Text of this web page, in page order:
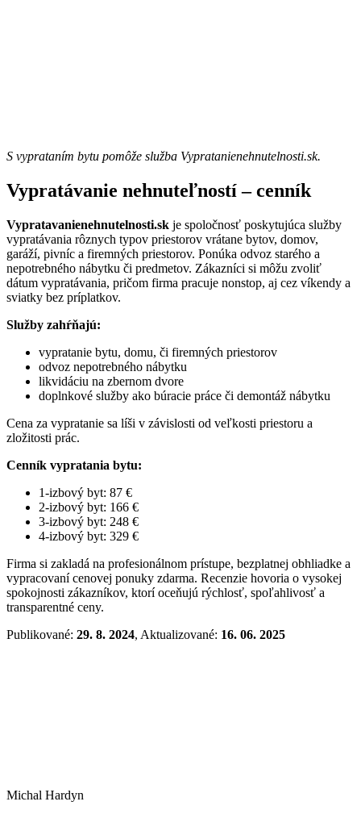
S vyprataním bytu pomôže služba Vypratanienehnutelnosti.sk.
Vypratávanie nehnuteľností – cenník
Vypratavanienehnutelnosti.sk je spoločnosť poskytujúca služby
vypratávania rôznych typov priestorov vrátane bytov, domov,
garáží, pivníc a firemných priestorov. Ponúka odvoz starého a
nepotrebného nábytku či predmetov. Zákazníci si môžu zvoliť
dátum vypratávania, pričom firma pracuje nonstop, aj cez víkendy a
sviatky bez príplatkov.
Služby zahŕňajú:
vypratanie bytu, domu, či firemných priestorov
odvoz nepotrebného nábytku
likvidáciu na zbernom dvore
doplnkové služby ako búracie práce či demontáž nábytku
Cena za vypratanie sa líši v závislosti od veľkosti priestoru a
zložitosti prác.
Cenník vypratania bytu:
1-izbový byt: 87 €
2-izbový byt: 166 €
3-izbový byt: 248 €
4-izbový byt: 329 €​
Firma si zakladá na profesionálnom prístupe, bezplatnej obhliadke a
vypracovaní cenovej ponuky zdarma. Recenzie hovoria o vysokej
spokojnosti zákazníkov, ktorí oceňujú rýchlosť, spoľahlivosť a
transparentné ceny.
Publikované: 29. 8. 2024, Aktualizované: 16. 06. 2025
Michal Hardyn